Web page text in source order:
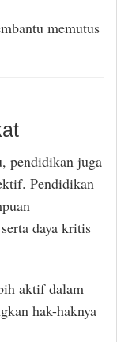
memutus
pendidikan juga
Pendidikan
daya kritis
aktif dalam
hak-haknya